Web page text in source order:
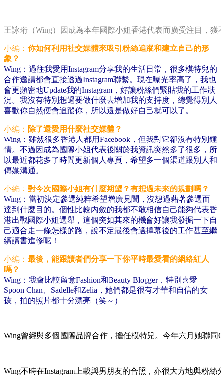
王詠珩（Wing）因成為本年國際小姐香港代表而廣受注目，獲
小編： 你如何利用社交媒體來吸引粉絲追蹤和建立自己的形
象？
Wing：過往我愛用Instagram分享我的生活日常，很多模特兒的
合作邀請都會直接透過Instagram聯繫。現在曝光率高了，我也
會更頻密地Update我的Instagram，好讓粉絲們緊貼我的工作狀
況。我沒有特別想過要做什麼去增加我的支持度，總覺得別人
喜歡你自然便會追蹤你，所以還是做好自己就可以了。
小編： 除了還愛用什麼社交媒體？
Wing：雖然很多香港人都用Facebook，但我對它卻沒有特別鍾
情。不過因成為國際小姐代表後關於我資訊突然多了很多，所
以最近都花多了時間更新個人專頁，希望多一個渠道跟別人和
傳媒溝通。
小編： 對今次國際小姐有什麼期望？有想過未來的規劃嗎？
Wing：當初決定參選純粹希望增廣見聞，沒想過藉著參選而
達到什麼目的。個性比較內斂的我都不敢相信自己能夠代表香
港出戰國際小姐選舉，這個突如其來的機會好讓我發掘一下自
己適合走一條怎樣的路，說不定最後會選擇幕後的工作甚至繼
續讀書進修呢！
小編： 最後，能跟讀者們分享一下你平時最愛看的網絡紅人
嗎？
Wing：我會比較留意Fashion和Beauty Blogger，特別喜愛
Spoon Chan、Sadelle和Zelia，她們都是很有才華和自信的女
孩，拍的照片都十分漂亮（笑～）
Wing曾經與多個國際品牌合作，擔任模特兒。今年六月她聯同
Wing不時在Instagram上載與男朋友的合照，亦很大方地與粉絲